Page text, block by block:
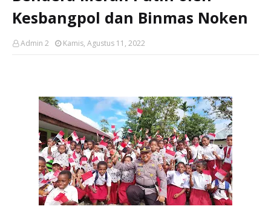
Kesbangpol dan Binmas Noken
Admin 2 Kamis, Agustus 11, 2022